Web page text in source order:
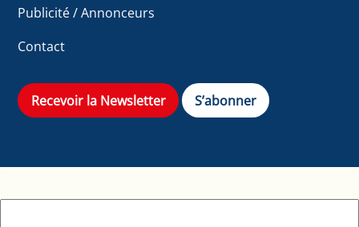
Publicité / Annonceurs
Contact
Recevoir la Newsletter S’abonner